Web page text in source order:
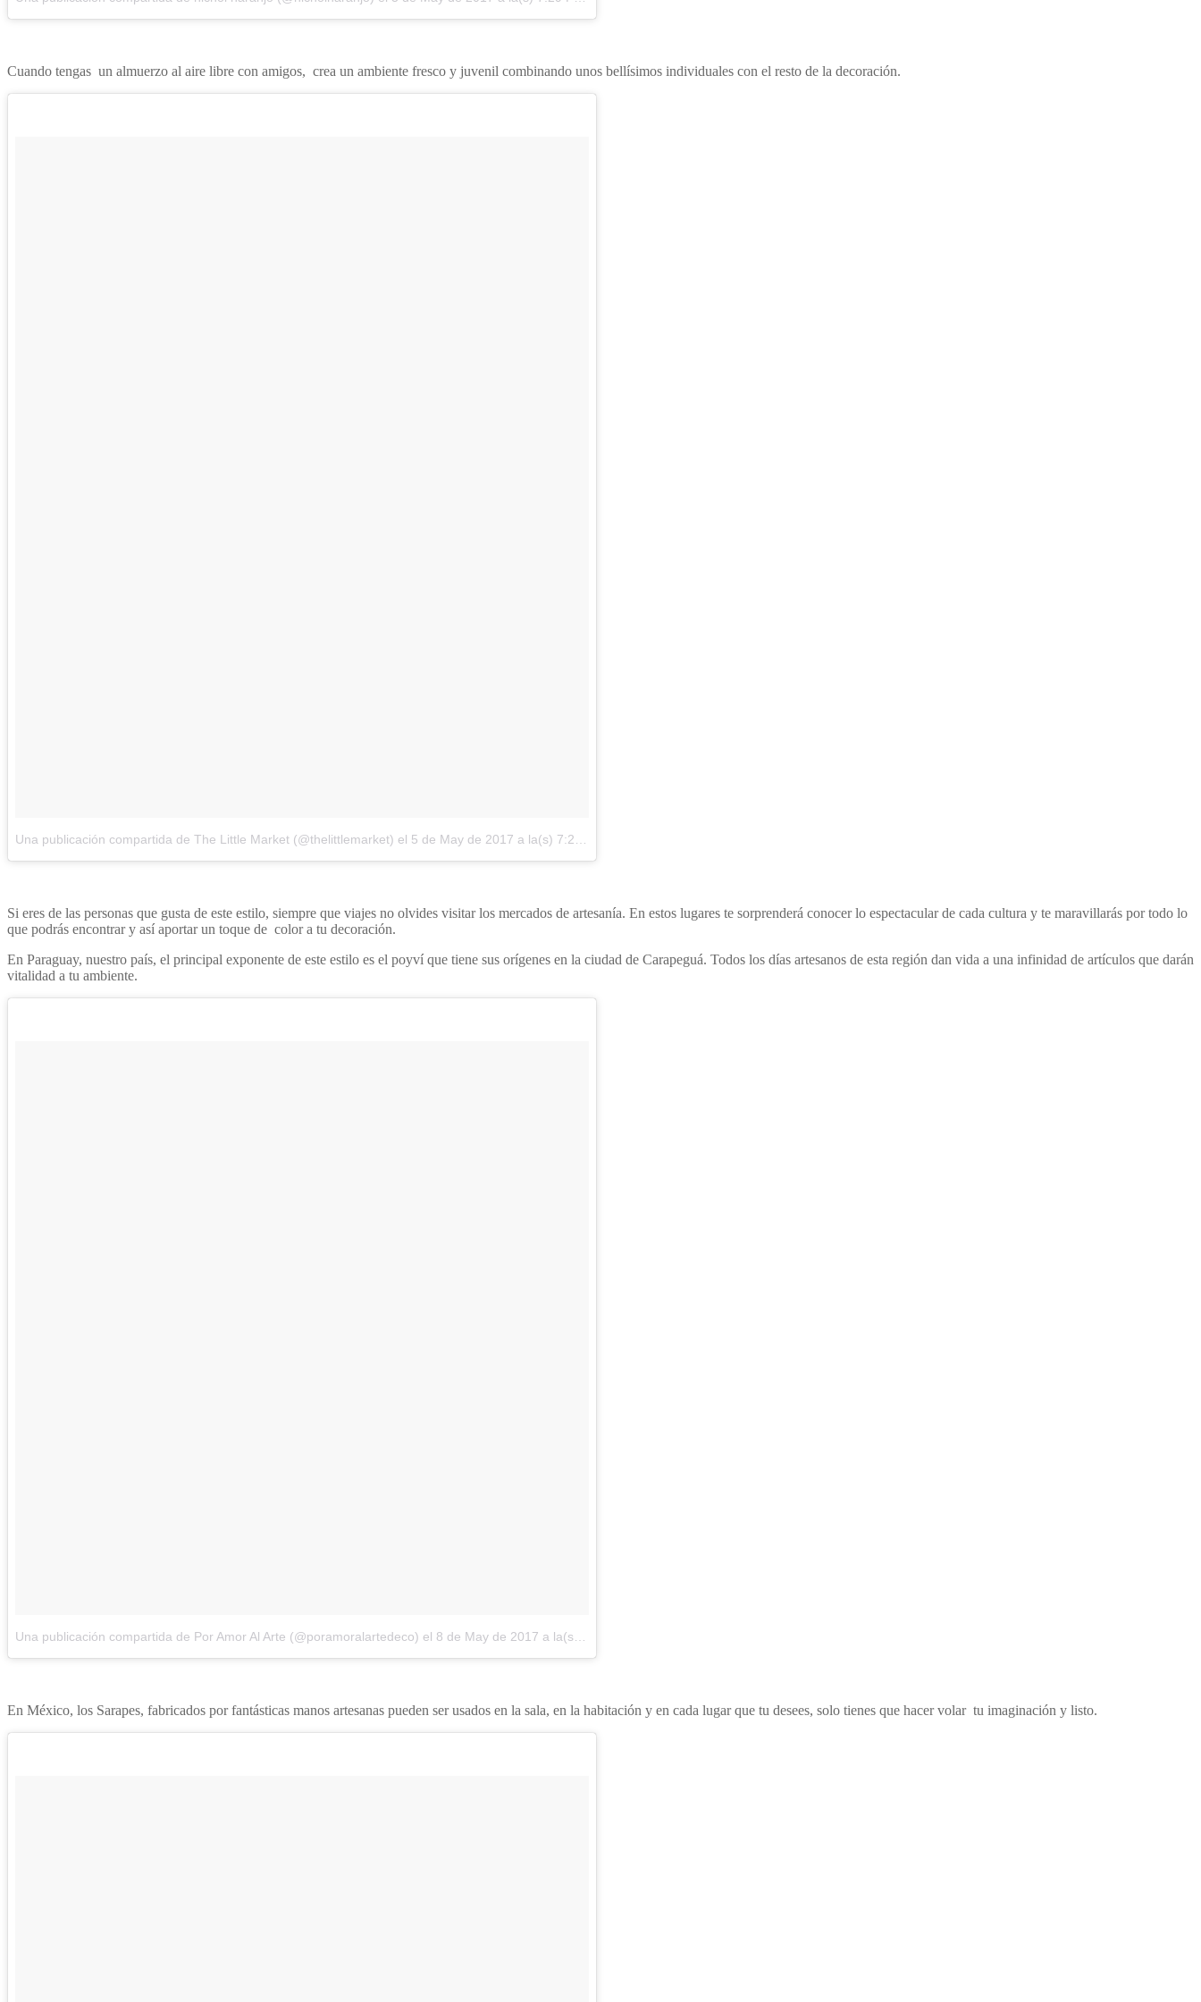
Cuando tengas un almuerzo al aire libre con amigos, crea un ambiente fresco y juvenil combinando unos bellísimos individuales con el resto de la decoración.
Una publicación compartida de The Little Market (@thelittlemarket) el 5 de May de 2017 a la(s) 7:20 PDT
Si eres de las personas que gusta de este estilo, siempre que viajes no olvides visitar los mercados de artesanía. En estos lugares te sorprenderá conocer lo espectacular de cada cultura y te maravillarás por todo lo
que podrás encontrar y así aportar un toque de color a tu decoración.
En Paraguay, nuestro país, el principal exponente de este estilo es el poyví que tiene sus orígenes en la ciudad de Carapeguá. Todos los días artesanos de esta región dan vida a una infinidad de artículos que darán
vitalidad a tu ambiente.
Una publicación compartida de Por Amor Al Arte (@poramoralartedeco) el 8 de May de 2017 a la(s) 9:37 PDT
En México, los Sarapes, fabricados por fantásticas manos artesanas pueden ser usados en la sala, en la habitación y en cada lugar que tu desees, solo tienes que hacer volar tu imaginación y listo.